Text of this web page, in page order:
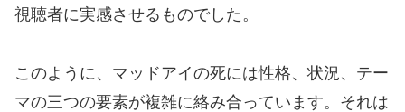
視聴者に実感させるものでした。
このように、マッドアイの死には性格、状況、テー
マの三つの要素が複雑に絡み合っています。それは